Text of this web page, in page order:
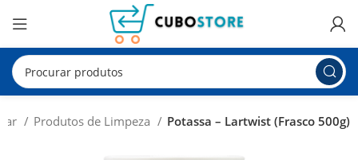
Produtos de Limpeza Potassa – Lartwist (Frasco 500g)